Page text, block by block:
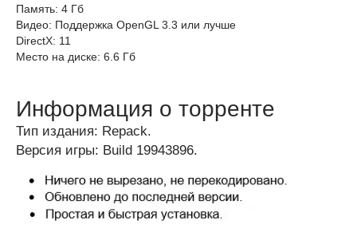
Память: 4 Гб
Видео: Поддержка OpenGL 3.3 или лучше
DirectX: 11
Место на диске: 6.6 Гб
Информация о торренте
Тип издания: Repack.
Версия игры: Build 19943896.